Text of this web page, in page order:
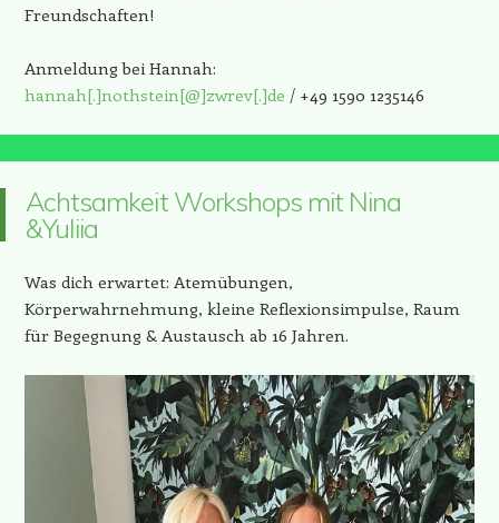
Freundschaften!
Anmeldung bei Hannah:
hannah[.]nothstein[@]zwrev[.]de / +49 1590 1235146
Achtsamkeit Workshops mit Nina
&Yuliia
Was dich erwartet: Atemübungen,
Körperwahrnehmung, kleine Reflexionsimpulse, Raum
für Begegnung & Austausch ab 16 Jahren.